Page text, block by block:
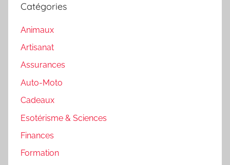
Catégories
Animaux
Artisanat
Assurances
Auto-Moto
Cadeaux
Esotérisme & Sciences
Finances
Formation